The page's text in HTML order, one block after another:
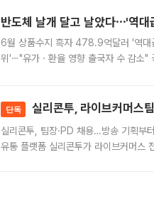
반도체 날개 달고 날았다⋯'역
6월 상품수지 흑자 478.9억달러 '역
위'⋯"유가ㆍ환율 영향 출국자 수 감소"
단독 실리콘투, 라이브커머스
실리콘투, 팀장·PD 채용…방송 기획부
유통 플랫폼 실리콘투가 라이브커머스